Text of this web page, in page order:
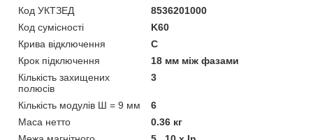
Код УКТЗЕД
8536201000
Код сумісності
K60
Крива відключення
C
Крок підключення
18 мм між фазами
Кількість захищених
полюсів
3
Кількість модулів Ш = 9 мм
6
Маса нетто
0.36 кг